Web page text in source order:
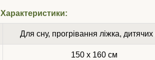
Характеристики:
Для сну, прогрівання ліжка, дитячих
150 x 160 см